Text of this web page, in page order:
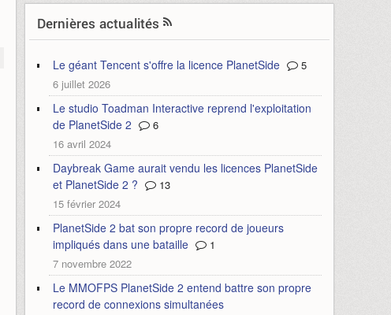
Dernières actualités
Le géant Tencent s'offre la licence PlanetSide
5
6 juillet 2026
Le studio Toadman Interactive reprend l'exploitation
de PlanetSide 2
6
16 avril 2024
Daybreak Game aurait vendu les licences PlanetSide
et PlanetSide 2 ?
13
15 février 2024
PlanetSide 2 bat son propre record de joueurs
impliqués dans une bataille
1
7 novembre 2022
Le MMOFPS PlanetSide 2 entend battre son propre
record de connexions simultanées